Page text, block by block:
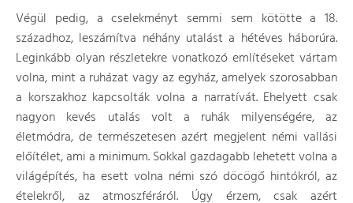
Végül pedig, a cselekményt semmi sem kötötte a 18.
századhoz, leszámítva néhány utalást a hétéves háborúra.
Leginkább olyan részletekre vonatkozó említéseket vártam
volna, mint a ruházat vagy az egyház, amelyek szorosabban
a korszakhoz kapcsolták volna a narratívát. Ehelyett csak
nagyon kevés utalás volt a ruhák milyenségére, az
életmódra, de természetesen azért megjelent némi vallási
előítélet, ami a minimum. Sokkal gazdagabb lehetett volna a
világépítés, ha esett volna némi szó döcögő hintókról, az
ételekről, az atmoszféráról. Úgy érzem, csak azért